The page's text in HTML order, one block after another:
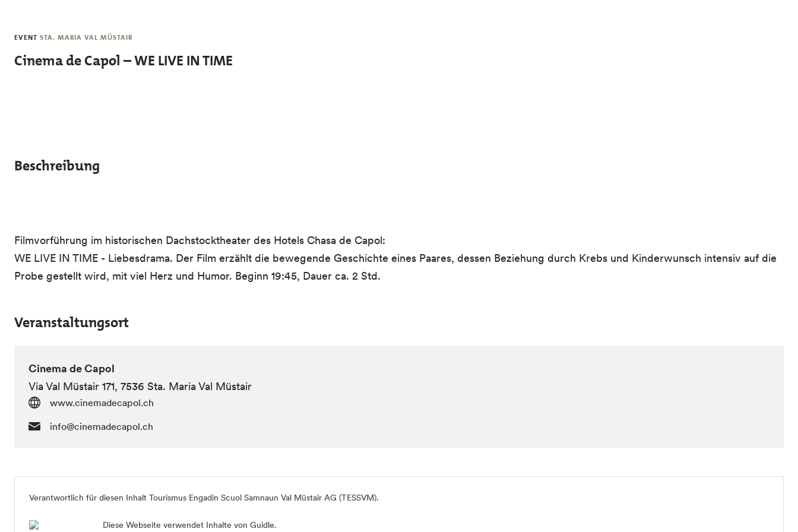
EVENT STA. MARIA VAL MÜSTAIR
Cinema de Capol – WE LIVE IN TIME
Beschreibung
Filmvorführung im historischen Dachstocktheater des Hotels Chasa de Capol:
WE LIVE IN TIME - Liebesdrama. Der Film erzählt die bewegende Geschichte eines Paares, dessen Beziehung durch Krebs und Kinderwunsch intensiv auf die
Probe gestellt wird, mit viel Herz und Humor. Beginn 19:45, Dauer ca. 2 Std.
Veranstaltungsort
Cinema de Capol
Via Val Müstair 171, 7536 Sta. Maria Val Müstair
www.cinemadecapol.ch
info@cinemadecapol.ch
Verantwortlich für diesen Inhalt Tourismus Engadin Scuol Samnaun Val Müstair AG (TESSVM).
Diese Webseite verwendet Inhalte von Guidle.